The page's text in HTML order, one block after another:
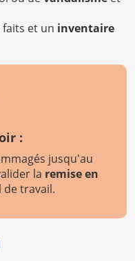
et un inventaire
:
jusqu'au
la remise en
travail.